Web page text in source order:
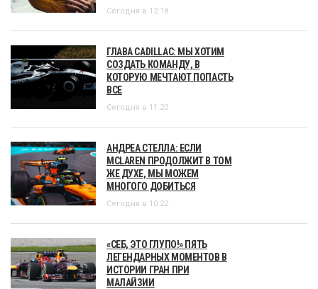
Сегодня в 12:18
ГЛАВА CADILLAC: МЫ ХОТИМ
СОЗДАТЬ КОМАНДУ, В
КОТОРУЮ МЕЧТАЮТ ПОПАСТЬ
ВСЕ
Сегодня в 11:20
АНДРЕА СТЕЛЛА: ЕСЛИ
MCLAREN ПРОДОЛЖИТ В ТОМ
ЖЕ ДУХЕ, МЫ МОЖЕМ
МНОГОГО ДОБИТЬСЯ
Сегодня в 10:22
«СЕБ, ЭТО ГЛУПО!» ПЯТЬ
ЛЕГЕНДАРНЫХ МОМЕНТОВ В
ИСТОРИИ ГРАН ПРИ
МАЛАЙЗИИ